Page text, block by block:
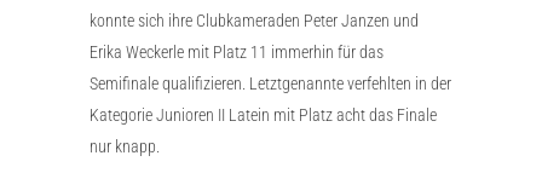
konnte sich ihre Clubkameraden Peter Janzen und
Erika Weckerle mit Platz 11 immerhin für das
Semifinale qualifizieren. Letztgenannte verfehlten in der
Kategorie Junioren II Latein mit Platz acht das Finale
nur knapp.